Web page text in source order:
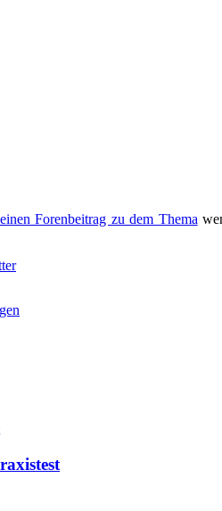
Forenbeitrag zu dem Thema